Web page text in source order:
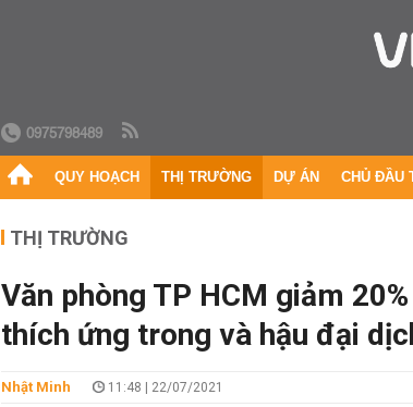
0975798489
QUY HOẠCH THỊ TRƯỜNG DỰ ÁN CHỦ ĐẦU
THỊ TRƯỜNG
Văn phòng TP HCM giảm
thích ứng trong và hậu đại
Nhật Minh 11:48 | 22/07/2021